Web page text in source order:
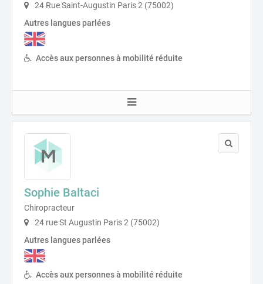
24 Rue Saint-Augustin Paris 2 (75002)
Autres langues parlées
Accès aux personnes à mobilité réduite
Sophie Baltaci
Chiropracteur
24 rue St Augustin Paris 2 (75002)
Autres langues parlées
Accès aux personnes à mobilité réduite